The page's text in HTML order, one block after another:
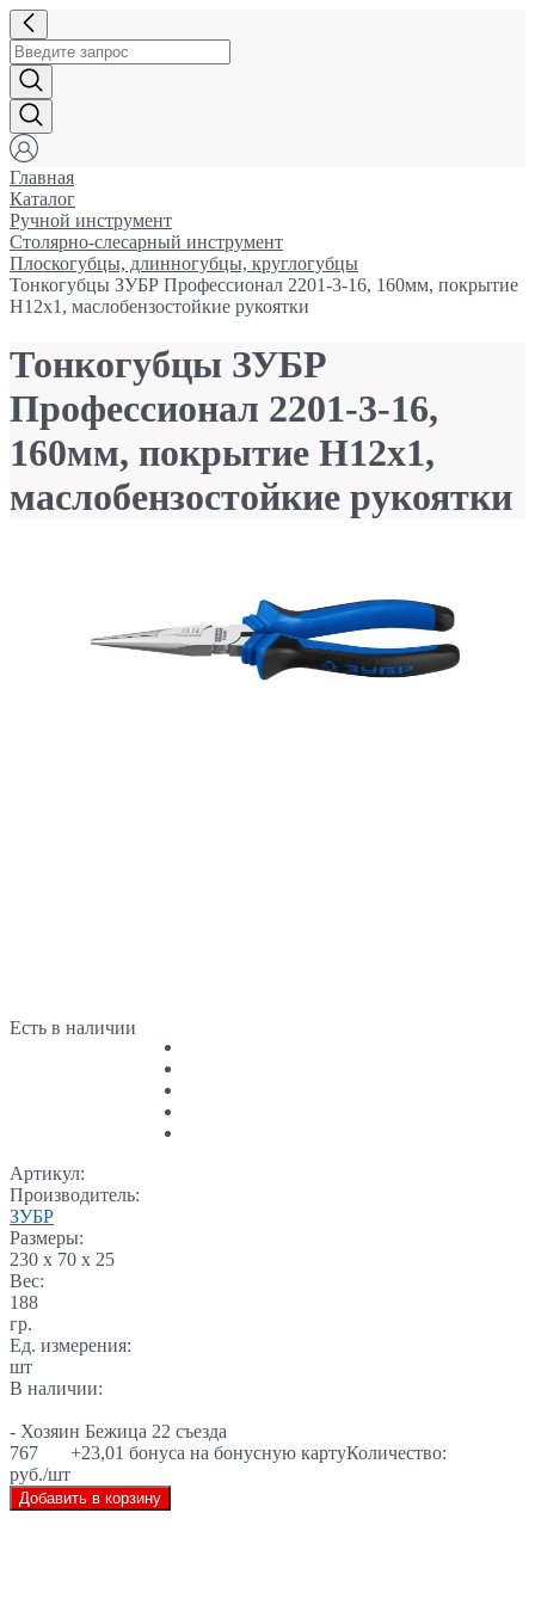
Главная
Каталог
Ручной инструмент
Столярно-слесарный инструмент
Плоскогубцы, длинногубцы, круглогубцы
Тонкогубцы ЗУБР Профессионал 2201-3-16, 160мм, покрытие
Н12х1, маслобензостойкие рукоятки
Тонкогубцы ЗУБР
Профессионал 2201-3-16,
160мм, покрытие Н12х1,
маслобензостойкие рукоятки
Есть в наличии
Артикул:
Производитель:
ЗУБР
Размеры:
230 x 70 x 25
Вес:
188
гр.
Ед. измерения:
шт
В наличии:
- Хозяин Бежица 22 съезда
767
руб./шт
+23,01 бонуса на бонусную картуКоличество:
Добавить в корзину